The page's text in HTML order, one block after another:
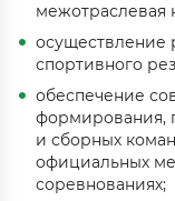
межотраслевая
осуществление
спортивного
обеспечение
формирования,
и сборных
официальных
соревнованиях;